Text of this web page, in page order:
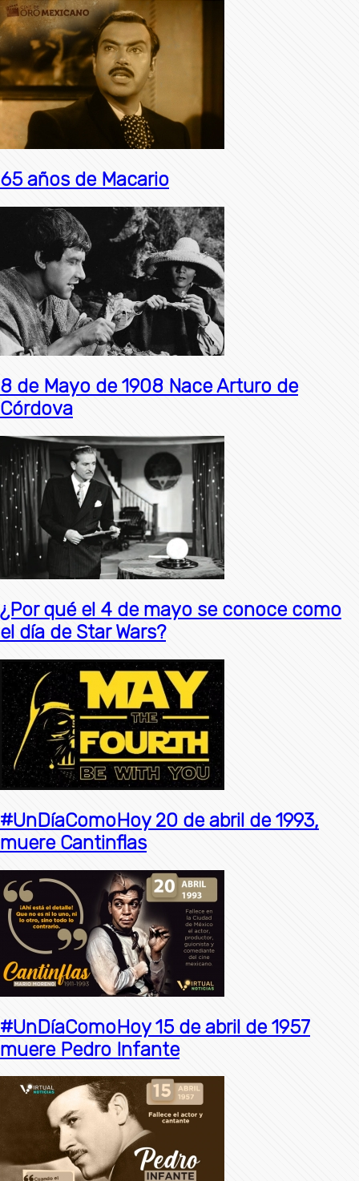
65 años de Macario
8 de Mayo de 1908 Nace Arturo de
Córdova
¿Por qué el 4 de mayo se conoce como
el día de Star Wars?
#UnDíaComoHoy 20 de abril de 1993,
muere Cantinflas
#UnDíaComoHoy 15 de abril de 1957
muere Pedro Infante